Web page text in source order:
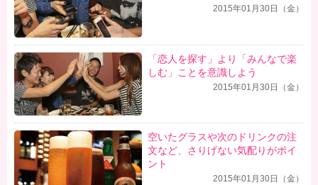
2015年01月30日（金）
「恋人を探す」より「みんなで楽
しむ」ことを意識しよう
2015年01月30日（金）
空いたグラスや次のドリンクの注
文など、さりげない気配りがポイ
ント
2015年01月30日（金）